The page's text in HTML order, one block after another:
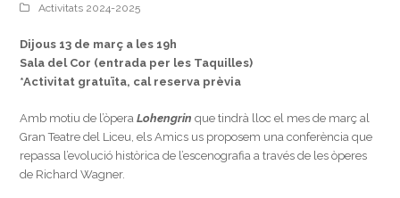
Activitats 2024-2025
Dijous 13 de març a les 19h
Sala del Cor (entrada per les Taquilles)
*Activitat gratuïta, cal reserva prèvia
Amb motiu de l’òperaLohengrinque tindrà lloc el mes de març al
Gran Teatre del Liceu, els Amics us proposem una conferència que
repassa l’evolució històrica de l’escenografia a través de les òperes
de Richard Wagner.